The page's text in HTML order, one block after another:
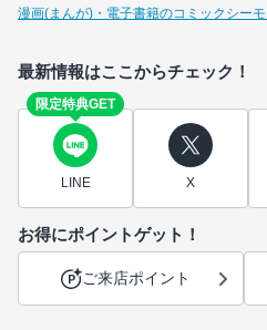
漫画(まんが)・電子書籍のコミックシー
最新情報はここからチェック！
限定特典GET
LINE X
お得にポイントゲット！
ご来店ポイント